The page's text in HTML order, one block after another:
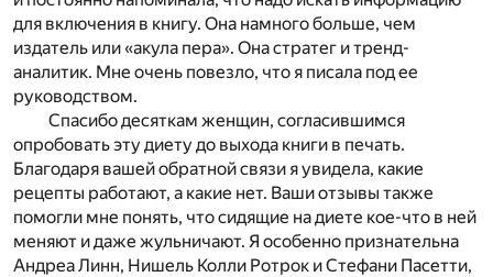
для включения в книгу. Она намного больше, чем
издатель или «акула пера». Она стратег и тренд-
аналитик. Мне очень повезло, что я писала под ее
руководством.
Спасибо десяткам женщин, согласившимся
опробовать эту диету до выхода книги в печать.
Благодаря вашей обратной связи я увидела, какие
рецепты работают, а какие нет. Ваши отзывы также
помогли мне понять, что сидящие на диете кое-что в ней
меняют и даже жульничают. Я особенно признательна
Андреа Линн, Нишель Колли Ротрок и Стефани Пасетти,